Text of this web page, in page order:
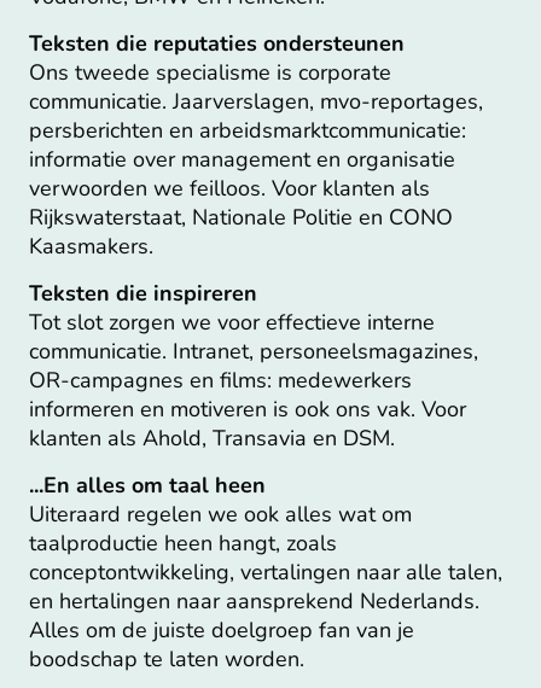
Teksten die reputaties ondersteunen
Ons tweede specialisme is corporate
communicatie. Jaarverslagen, mvo-reportages,
persberichten en arbeidsmarktcommunicatie:
informatie over management en organisatie
verwoorden we feilloos. Voor klanten als
Rijkswaterstaat, Nationale Politie en CONO
Kaasmakers.
Teksten die inspireren
Tot slot zorgen we voor effectieve interne
communicatie. Intranet, personeelsmagazines,
OR-campagnes en films: medewerkers
informeren en motiveren is ook ons vak. Voor
klanten als Ahold, Transavia en DSM.
...En alles om taal heen
Uiteraard regelen we ook alles wat om
taalproductie heen hangt, zoals
conceptontwikkeling, vertalingen naar alle talen,
en hertalingen naar aansprekend Nederlands.
Alles om de juiste doelgroep fan van je
boodschap te laten worden.